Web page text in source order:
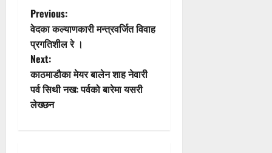
P
o
s
t
Previous:
वेदका कल्याणकारी मन्त्रवर्जित विवाह
प्रगतिशील रे ।
Next:
काठमाडौका मेयर बालेन शाह नेवारी
पर्व सिथी नख: पर्वको बारेमा यसरी
लेख्छन